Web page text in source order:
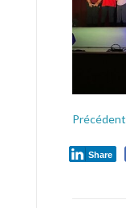
Précédent
Share